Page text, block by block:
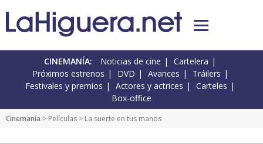
CINEMANÍA: Noticias de cine
Cartelera
Próximos estrenos
DVD Avances
Tráilers
Festivales y premios
Actores y actrices
Carteles
Box-office
Cinemanía > Películas > La suerte en tus manos